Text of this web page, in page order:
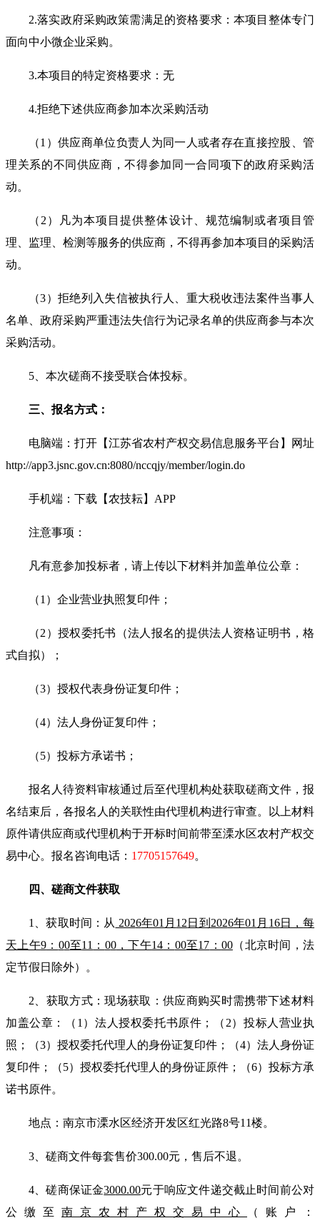
2.落实政府采购政策需满足的资格要求：本项目 整体专门
面向中小微企业采购。
3.本项目的特定资格要求：无
4.拒绝下述供应商参加本次采购活动
（1 ）供应商单位负责人为同一人或者存在直接控股、管
理关系的不同供应商，不得参加同一合同项下的政府采购活
动。
（ 2 ）凡为本项目提供整体设计、规范编制或者项目管
理、监理、检测等服务的供应商，不得再参加本项目的采购活
动。
（3）拒绝列入失信被执行人、重大税收违法案件当事人
名单、政府采购严重违法失信行为记录名单的供应商参与本次
采购活动。
5 本次磋商不接受联合体投标。
三、 报名方式：
电脑端：打开【江苏省农村产权交易信息服务平台】网址
http://app3.jsnc.gov.cn:8080/nccqjy/member/login.do
手机端：下载【农技耘】 APP
注意事项：
凡有意参加投标者，请上传以下材料并加盖单位公章：
（1） 企业营业执照复印件；
（2 ）授权委托书（法人报名的提供法人资格证明书 ，格
式自拟）；
（3）授权代表身份证复印件；
（4）法人身份证复印件；
（5）投标方承诺书；
报名人待资料审核通过后至代理机构处获取磋商文件，报
名结束后，各报名人的关联性由代理机构进行审查。以上材料
原件请供应商或代理机构于开标时间前带至溧水区农村产权交
易中心。 报名咨询电话： 17705157649。
四、 磋商文件获取
1 、获取时间：从 2026年01 月 12 日到 2026年01 月 16日，每
天上午9： 00至11 ： 00，下午14 ： 00至17 ： 00（北京时间，法
定节假日除外） 。
2 、获取方式：现场获取： 供应商购买时需携带下述材料
加盖公章：（ 1 ）法人授权委托书原件；（ 2）投标人营业执
照；（3）授权委托代理人的身份证复印件；（4）法人身份证
复印件；（5）授权委托代理人的身份证原件；（6）投标方承
诺书原件。
地点：南京市溧水区经济开发区红光路8号11楼。
3 磋商文件每套售价300.00元，售后不退。
4 、磋商保证金3000.00元于响应文件递交截止时间前公对
公缴至 南京农村产权交易中心 （账户
：